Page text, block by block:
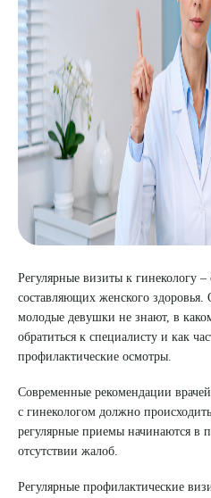
8 (863)
ЗАКАЗАТЬ
ЗАПИСЬ
Регулярные визиты к гинекологу
составляющих женского
молодые девушки не знают, в
обратиться к специалисту и как
профилактические осмотры.
Современные рекомендации
с гинекологом должно
регулярные приемы начинаются в
отсутствии жалоб.
Регулярные профилактические